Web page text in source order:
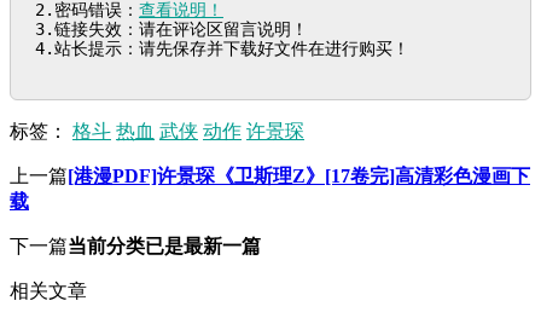
2.密码错误： 查看说明！
3.链接失效：请在评论区留言说明！
4.站长提示：请先保存并下载好文件在进行购买！
标签： 格斗 热血 武侠 动作 许景琛
上一篇[港漫PDF]许景琛《卫斯理Z》[17卷完]高清彩色漫画下
载
下一篇当前分类已是最新一篇
相关文章